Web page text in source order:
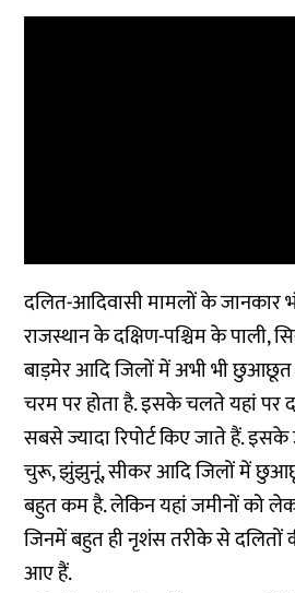
दलित-आदिवासी मामलों के जानकार
राजस्थान के दक्षिण-पश्चिम के पाली,
बाड़मेर आदि जिलों में अभी भी
चरम पर होता है. इसके चलते यहां पर
सबसे ज्यादा रिपोर्ट किए जाते हैं.
चुरू, झुंझुनूं, सीकर आदि जिलों में
बहुत कम है. लेकिन यहां जमीनों को
जिनमें बहुत ही नृशंस तरीके से दलितों
आए हैं.